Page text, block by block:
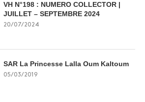
VH N°198 : NUMERO COLLECTOR |
JUILLET – SEPTEMBRE 2024
20/07/2024
SAR La Princesse Lalla Oum Kaltoum
05/03/2019